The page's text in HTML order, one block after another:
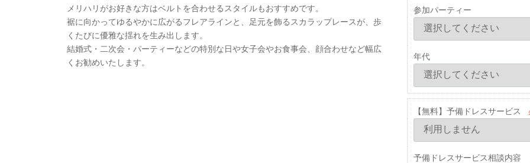
メリハリがお好きな方はベルトを合わせるスタイルもおすすめです。
裾に向かってゆるやかに広がるフレアラインと、足元を飾るスカラップレースが、歩
くたびに優雅な揺れを生み出します。
結婚式・二次会・パーティーなどの特別な日や女子会やお食事会、顔合わせなど幅広
くお勧めいたします。
参加パーティー
年代
【無料】予備ドレスサービス
予備ドレスサービス相談内容